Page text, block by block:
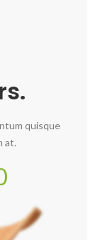
quisque
at.